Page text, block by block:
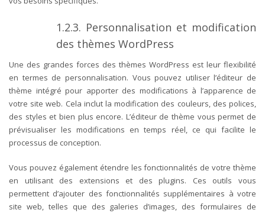
1.2.3. Personnalisation et modification
des thèmes WordPress
Une des grandes forces des thèmes WordPress est leur flexibilité
en termes de personnalisation. Vous pouvez utiliser l’éditeur de
thème intégré pour apporter des modifications à l’apparence de
votre site web. Cela inclut la modification des couleurs, des polices,
des styles et bien plus encore. L’éditeur de thème vous permet de
prévisualiser les modifications en temps réel, ce qui facilite le
processus de conception.
Vous pouvez également étendre les fonctionnalités de votre thème
en utilisant des extensions et des plugins. Ces outils vous
permettent d’ajouter des fonctionnalités supplémentaires à votre
site web, telles que des galeries d’images, des formulaires de